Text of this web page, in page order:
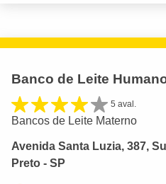
Banco de Leite
5 aval.
Bancos de Leite Materno
Avenida Santa Luzia, 387,
Preto - SP